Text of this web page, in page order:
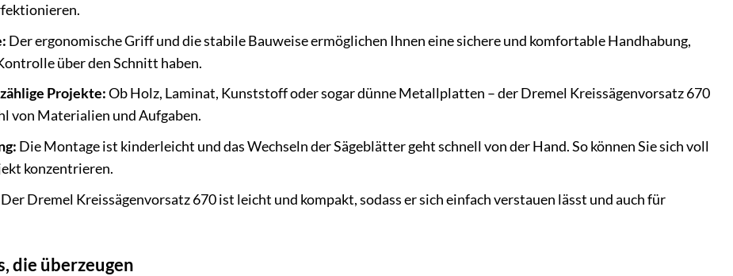
Der ergonomische Griff und die stabile Bauweise ermöglichen Ihnen eine sichere und komfortable Handhabung,
über den Schnitt haben.
Projekte:Ob Holz, Laminat, Kunststoff oder sogar dünne Metallplatten – der Dremel Kreissägenvorsatz 670
von Materialien und Aufgaben.
Die Montage ist kinderleicht und das Wechseln der Sägeblätter geht schnell von der Hand. So können Sie sich voll
konzentrieren.
Der Dremel Kreissägenvorsatz 670 ist leicht und kompakt, sodass er sich einfach verstauen lässt und auch für
die überzeugen